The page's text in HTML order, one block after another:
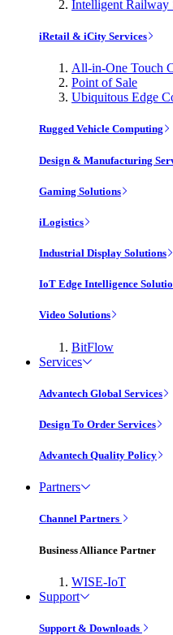
Intelligent Railway
iRetail & iCity Services
All-in-One Touch
Point of Sale
Ubiquitous Edge
Rugged Vehicle Computing
Design & Manufacturing
Gaming Solutions
iLogistics
Industrial Display Solutions
IoT Edge Intelligence
Video Solutions
BitFlow
Services
Advantech Global Services
Design To Order Services
Advantech Quality Policy
Partners
Channel Partners
Business Alliance Partner
WISE-IoT
Support
Support & Downloads